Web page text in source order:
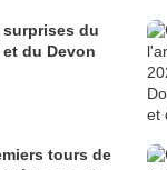
du Devon
tours de